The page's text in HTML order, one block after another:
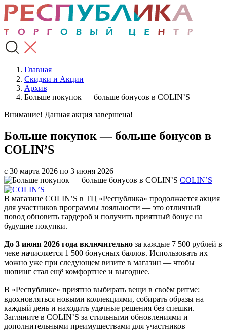
Главная
Скидки и Акции
Архив
Больше покупок — больше бонусов в COLIN’S
Внимание! Данная акция завершена!
Больше покупок — больше бонусов в
COLIN’S
с 30 марта 2026 по 3 июня 2026
COLIN’S
В магазине COLIN’S в ТЦ «Республика» продолжается акция
для участников программы лояльности — это отличный
повод обновить гардероб и получить приятный бонус на
будущие покупки.
До 3 июня 2026 года включительно за каждые 7 500 рублей в
чеке начисляется 1 500 бонусных баллов. Использовать их
можно уже при следующем визите в магазин — чтобы
шопинг стал ещё комфортнее и выгоднее.
В «Республике» приятно выбирать вещи в своём ритме:
вдохновляться новыми коллекциями, собирать образы на
каждый день и находить удачные решения без спешки.
Загляните в COLIN’S за стильными обновлениями и
дополнительными преимуществами для участников